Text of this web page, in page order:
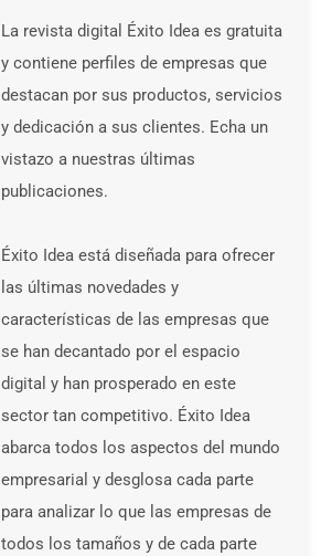
La revista digital Éxito Idea es gratuita
y contiene perfiles de empresas que
destacan por sus productos, servicios
y dedicación a sus clientes. Echa un
vistazo a nuestras últimas
publicaciones.
Éxito Idea está diseñada para ofrecer
las últimas novedades y
características de las empresas que
se han decantado por el espacio
digital y han prosperado en este
sector tan competitivo. Éxito Idea
abarca todos los aspectos del mundo
empresarial y desglosa cada parte
para analizar lo que las empresas de
todos los tamaños y de cada parte